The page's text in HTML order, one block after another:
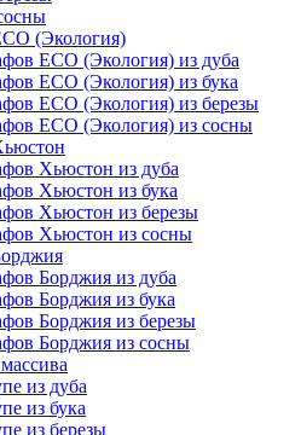
(Экология)
ECO (Экология) из дуба
ECO (Экология) из бука
ECO (Экология) из березы
ECO (Экология) из сосны
Хьюстон из дуба
Хьюстон из бука
Хьюстон из березы
Хьюстон из сосны
Борджия из дуба
Борджия из бука
Борджия из березы
Борджия из сосны
из дуба
из бука
из березы